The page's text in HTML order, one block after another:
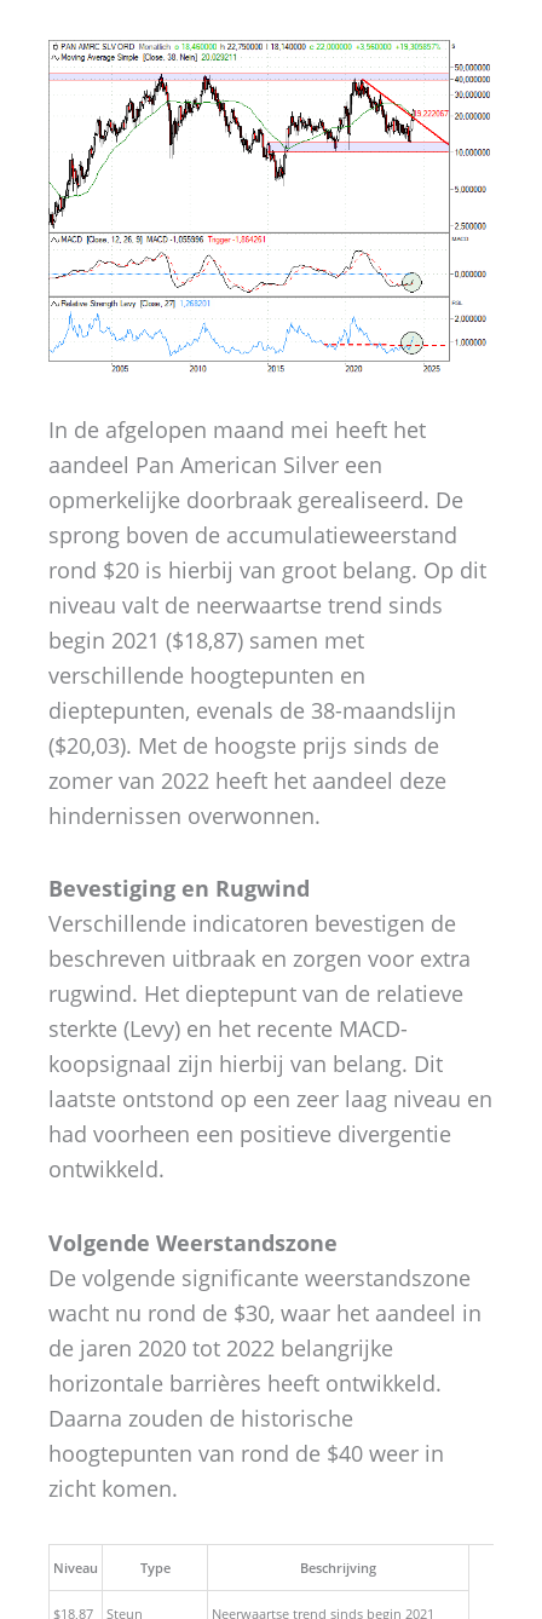
In de afgelopen maand mei heeft het
aandeel Pan American Silver een
opmerkelijke doorbraak gerealiseerd. De
sprong boven de accumulatieweerstand
rond $20 is hierbij van groot belang. Op dit
niveau valt de neerwaartse trend sinds
begin 2021 ($18,87) samen met
verschillende hoogtepunten en
dieptepunten, evenals de 38-maandslijn
($20,03). Met de hoogste prijs sinds de
zomer van 2022 heeft het aandeel deze
hindernissen overwonnen.
Bevestiging en Rugwind
Verschillende indicatoren bevestigen de
beschreven uitbraak en zorgen voor extra
rugwind. Het dieptepunt van de relatieve
sterkte (Levy) en het recente MACD-
koopsignaal zijn hierbij van belang. Dit
laatste ontstond op een zeer laag niveau en
had voorheen een positieve divergentie
ontwikkeld.
Volgende Weerstandszone
De volgende significante weerstandszone
wacht nu rond de $30, waar het aandeel in
de jaren 2020 tot 2022 belangrijke
horizontale barrières heeft ontwikkeld.
Daarna zouden de historische
hoogtepunten van rond de $40 weer in
zicht komen.
Niveau Type Beschrijving
$18,87 Steun Neerwaartse trend sinds begin 2021